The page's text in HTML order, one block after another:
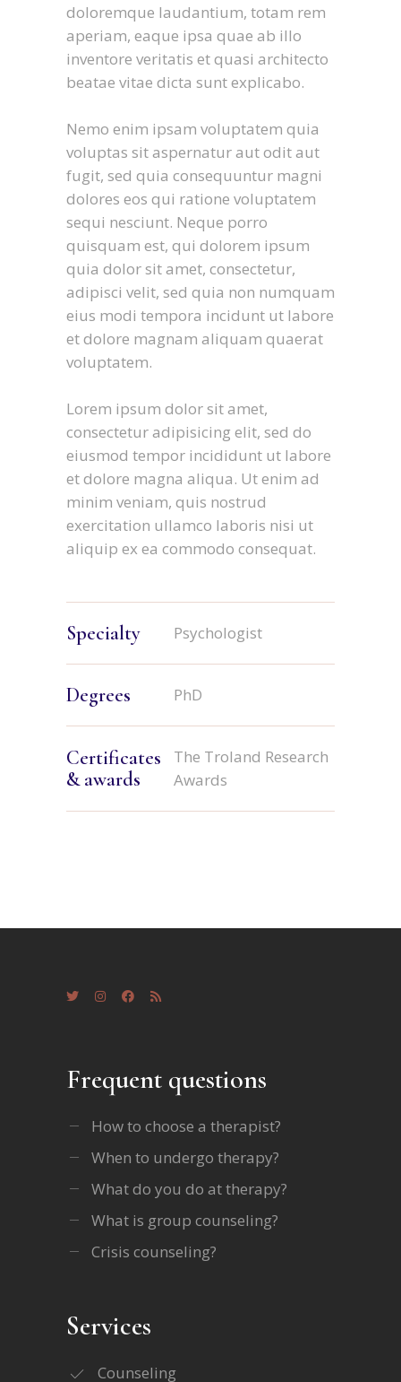
doloremque laudantium, totam rem
aperiam, eaque ipsa quae ab illo
inventore veritatis et quasi architecto
beatae vitae dicta sunt explicabo.
Nemo enim ipsam voluptatem quia
voluptas sit aspernatur aut odit aut
fugit, sed quia consequuntur magni
dolores eos qui ratione voluptatem
sequi nesciunt. Neque porro
quisquam est, qui dolorem ipsum
quia dolor sit amet, consectetur,
adipisci velit, sed quia non numquam
eius modi tempora incidunt ut labore
et dolore magnam aliquam quaerat
voluptatem.
Lorem ipsum dolor sit amet,
consectetur adipisicing elit, sed do
eiusmod tempor incididunt ut labore
et dolore magna aliqua. Ut enim ad
minim veniam, quis nostrud
exercitation ullamco laboris nisi ut
aliquip ex ea commodo consequat.
Specialty Psychologist
Degrees PhD
Certificates
& awards
The Troland Research
Awards
Frequent questions
How to choose a therapist?
When to undergo therapy?
What do you do at therapy?
What is group counseling?
Crisis counseling?
Services
Counseling